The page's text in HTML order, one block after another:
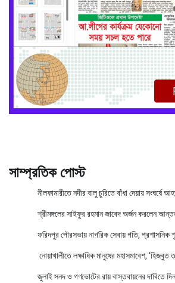
সাম্প্রতিক পোস্ট
নীলফামারীতে নদীর বালু চুরিতে বাঁধা দেয়ায় সংঘর্ষে
শ্রীমঙ্গলের সাইফুর রহমান জাবেদ অর্জন করলেন
ফরিদপুর পৌরসভায় নাগরিক সেবায় গতি,
নোয়াখালীতে লক্ষাধিক মানুষের মহাসমাবেশ, ‘হিজবুত
জুলাই সনদ ও গণভোটের রায় বাস্তবায়নের দাবিতে